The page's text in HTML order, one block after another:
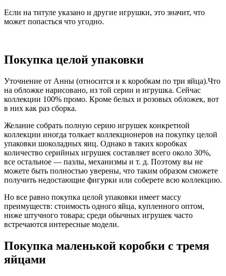
Если на титуле указано и другие игрушки, это значит, что
может попасться что угодно.
Покупка целой упаковки
Уточнение от Анны (относится и к коробкам по три яйца).Что
на обложке нарисовано, из той серии и игрушка. Сейчас
коллекции 100% промо. Кроме белых и розовых обложек, вот
в них как раз сборка.
Желание собрать полную серию игрушек конкретной
коллекции иногда толкает коллекционеров на покупку целой
упаковки шоколадных яиц. Однако в таких коробках
количество серийных игрушек составляет всего около 30%,
все остальное — пазлы, механизмы и т. д. Поэтому вы не
можете быть полностью уверены, что таким образом сможете
получить недостающие фигурки или соберете всю коллекцию.
Но все равно покупка целой упаковки имеет массу
преимуществ: стоимость одного яйца, купленного оптом,
ниже штучного товара; среди обычных игрушек часто
встречаются интересные модели.
Покупка маленькой коробки с тремя
яйцами